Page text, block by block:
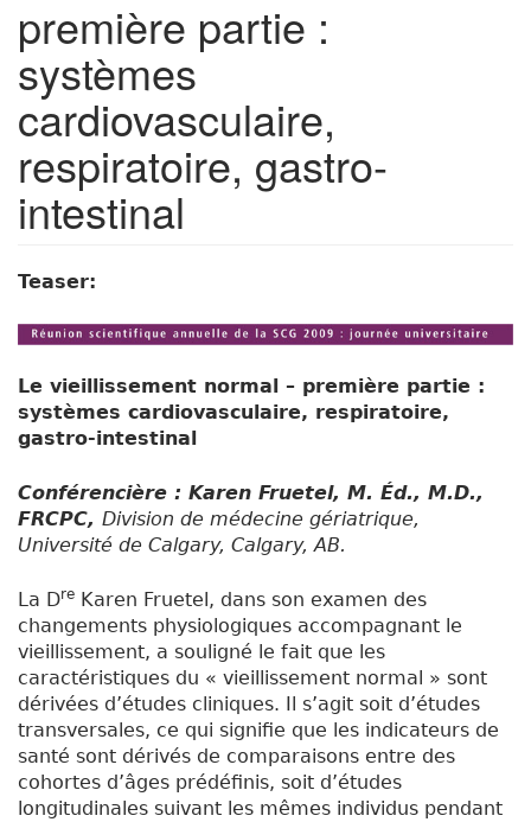
première partie :
systèmes
cardiovasculaire,
respiratoire, gastro-
intestinal
Teaser:
Le vieillissement normal – première partie :
systèmes cardiovasculaire, respiratoire,
gastro-intestinal
Conférencière : Karen Fruetel, M. Éd., M.D.,
FRCPC, Division de médecine gériatrique,
Université de Calgary, Calgary, AB.
La Dre Karen Fruetel, dans son examen des
changements physiologiques accompagnant le
vieillissement, a souligné le fait que les
caractéristiques du « vieillissement normal » sont
dérivées d’études cliniques. Il s’agit soit d’études
transversales, ce qui signifie que les indicateurs de
santé sont dérivés de comparaisons entre des
cohortes d’âges prédéfinis, soit d’études
longitudinales suivant les mêmes individus pendant